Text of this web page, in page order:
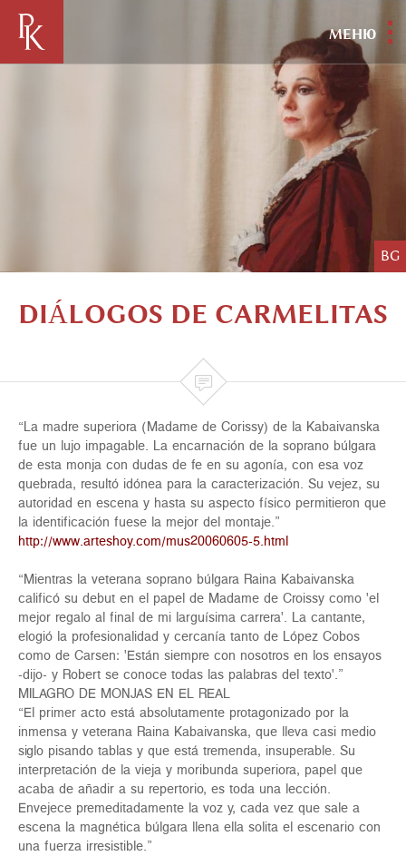
МЕНЮ
BG
DIÁLOGOS DE CARMELITAS

“La madre superiora (Madame de Corissy) de la Kabaivanska
fue un lujo impagable. La encarnación de la soprano búlgara
de esta monja con dudas de fe en su agonía, con esa voz
quebrada, resultó idónea para la caracterización. Su vejez, su
autoridad en escena y hasta su aspecto físico permitieron que
la identificación fuese la mejor del montaje.”
http://www.arteshoy.com/mus20060605-5.html
“Mientras la veterana soprano búlgara Raina Kabaivanska
calificó su debut en el papel de Madame de Croissy como 'el
mejor regalo al final de mi larguísima carrera'. La cantante,
elogió la profesionalidad y cercanía tanto de López Cobos
como de Carsen: 'Están siempre con nosotros en los ensayos
-dijo- y Robert se conoce todas las palabras del texto'.”
MILAGRO DE MONJAS EN EL REAL
“El primer acto está absolutamente protagonizado por la
inmensa y veterana Raina Kabaivanska, que lleva casi medio
siglo pisando tablas y que está tremenda, insuperable. Su
interpretación de la vieja y moribunda superiora, papel que
acaba de añadir a su repertorio, es toda una lección.
Envejece premeditadamente la voz y, cada vez que sale a
escena la magnética búlgara llena ella solita el escenario con
una fuerza irresistible.”